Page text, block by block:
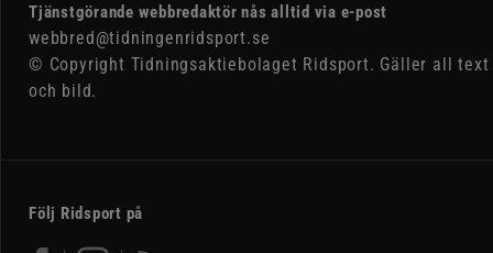
Tjänstgörande webbredaktör nås alltid via e-post
webbred@tidningenridsport.se
© Copyright Tidningsaktiebolaget Ridsport. Gäller all text
och bild.
Följ Ridsport på